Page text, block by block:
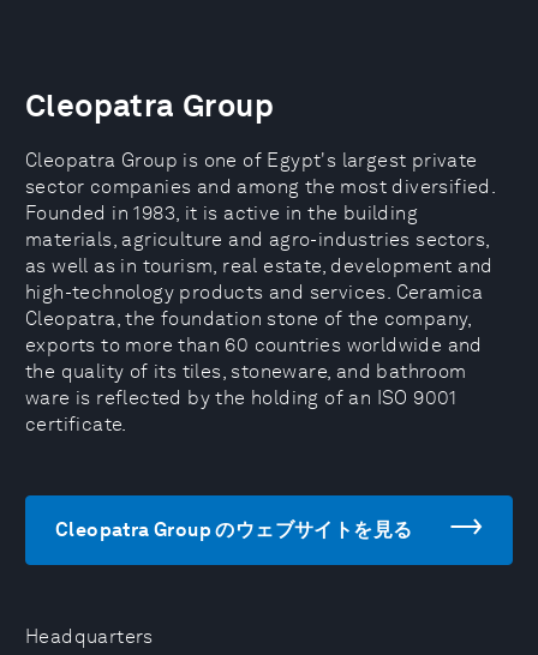
Headquarters
Cleopatra Group
Cleopatra Group is one of Egypt's largest private
sector companies and among the most diversified.
Founded in 1983, it is active in the building
materials, agriculture and agro-industries sectors,
as well as in tourism, real estate, development and
high-technology products and services. Ceramica
Cleopatra, the foundation stone of the company,
exports to more than 60 countries worldwide and
the quality of its tiles, stoneware, and bathroom
ware is reflected by the holding of an ISO 9001
certificate.
Cleopatra Group のウェブサイトを見る